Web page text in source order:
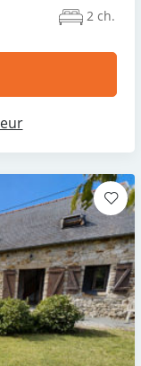
2 ch.